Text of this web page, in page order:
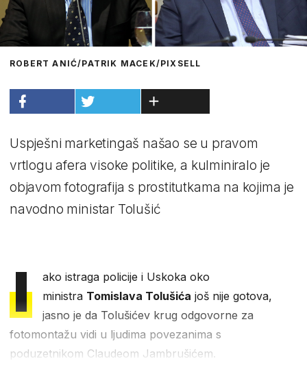
ROBERT ANIĆ/PATRIK MACEK/PIXSELL
Uspješni marketingaš našao se u pravom
vrtlogu afera visoke politike, a kulminiralo je
objavom fotografija s prostitutkama na kojima je
navodno ministar Tolušić
I
ako istraga policije i Uskoka oko
ministra Tomislava Tolušića još nije gotova,
jasno je da Tolušićev krug odgovorne za
fotomontažu vidi u ljudima povezanima s
poduzetnikom Claudeom Jambrušićem.